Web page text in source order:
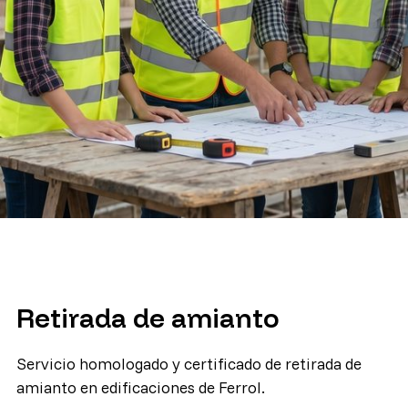
Retirada de amianto
Servicio homologado y certificado de retirada de
amianto en edificaciones de Ferrol.